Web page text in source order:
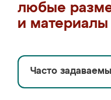
любые
и материалы
Часто